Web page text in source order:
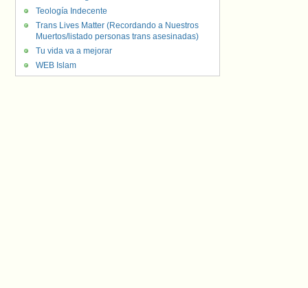
Teología Indecente
Trans Lives Matter (Recordando a Nuestros
Muertos/listado personas trans asesinadas)
Tu vida va a mejorar
WEB Islam